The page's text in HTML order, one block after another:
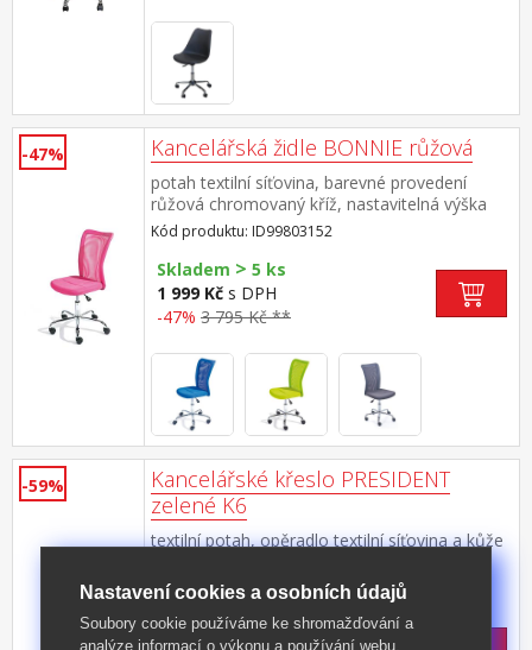
-47% Kancelářská židle BONNIE růžová
potah textilní síťovina, barevné provedení
růžová chromovaný kříž, nastavitelná výška
89-99 cm
Kód produktu: ID99803152
Skladem > 5 ks
1 999 Kč s DPH
-47% 3 795 Kč **
-59%
Kancelářské křeslo PRESIDENT
zelené K6
textilní potah, opěradlo textilní síťovina a kůže
zelená chromovaný kříž, houpací
mechanismus výška sedu 45-51
cm doporučená nosnost do 120 kg
Kód produktu: K6
Skladem>5 ks
Nastavení cookies a osobních údajů
Soubory cookie používáme ke shromažďování a
analýze informací o výkonu a používání webu,